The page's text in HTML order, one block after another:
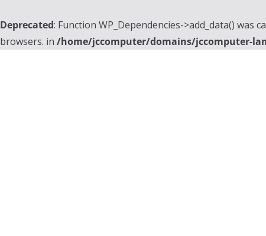
Deprecated: Function WP_Dependencies->add_data() was
browsers. in /home/jccomputer/domains/jccomputer-